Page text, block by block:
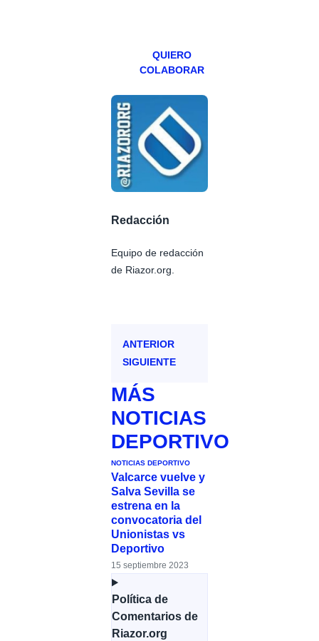
QUIERO
COLABORAR
Redacción
Equipo de redacción
de Riazor.org.
ANTERIOR
SIGUIENTE
MÁS
NOTICIAS
DEPORTIVO
NOTICIAS DEPORTIVO
Valcarce vuelve y
Salva Sevilla se
estrena en la
convocatoria del
Unionistas vs
Deportivo
15 septiembre 2023
Política de
Comentarios de
Riazor.org